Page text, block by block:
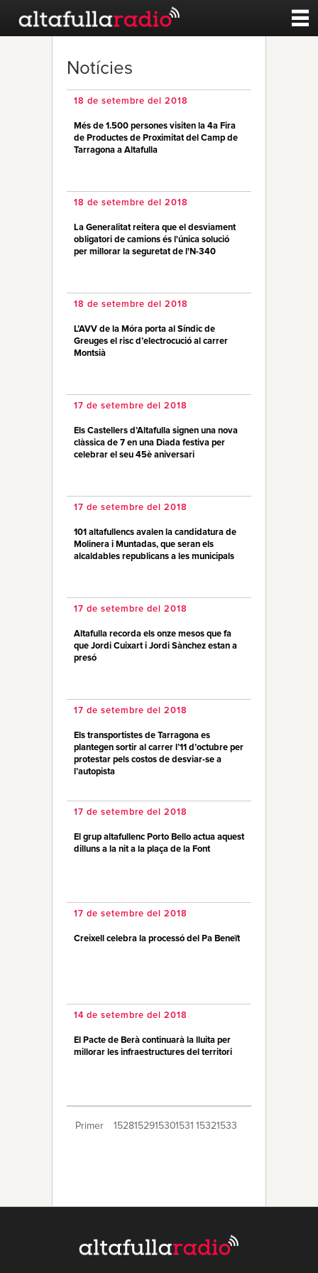
Esports
Qui Som
Notícies
18 de setembre del 2018
Més de 1.500 persones visiten la 4a Fira
de Productes de Proximitat del Camp de
Tarragona a Altafulla
18 de setembre del 2018
La Generalitat reitera que el desviament
obligatori de camions és l'única solució
per millorar la seguretat de l'N-340
18 de setembre del 2018
L’AVV de la Móra porta al Síndic de
Greuges el risc d’electrocució al carrer
Montsià
17 de setembre del 2018
Els Castellers d’Altafulla signen una nova
clàssica de 7 en una Diada festiva per
celebrar el seu 45è aniversari
17 de setembre del 2018
101 altafullencs avalen la candidatura de
Molinera i Muntadas, que seran els
alcaldables republicans a les municipals
17 de setembre del 2018
Altafulla recorda els onze mesos que fa
que Jordi Cuixart i Jordi Sànchez estan a
presó
17 de setembre del 2018
Els transportistes de Tarragona es
plantegen sortir al carrer l’11 d’octubre per
protestar pels costos de desviar-se a
l’autopista
17 de setembre del 2018
El grup altafullenc Porto Bello actua aquest
dilluns a la nit a la plaça de la Font
17 de setembre del 2018
Creixell celebra la processó del Pa Beneït
14 de setembre del 2018
El Pacte de Berà continuarà la lluita per
millorar les infraestructures del territori
Primer 1528152915301531 15321533
15421543154415451546 Últim